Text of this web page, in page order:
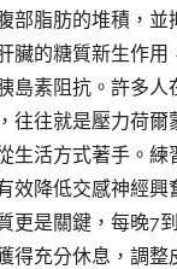
部脂肪的堆積，並
臟的糖質新生作用
島素阻抗。許多人
往往就是壓力荷爾
生活方式著手。練
效降低交感神經興
更是關鍵，每晚7
得充分休息，調整